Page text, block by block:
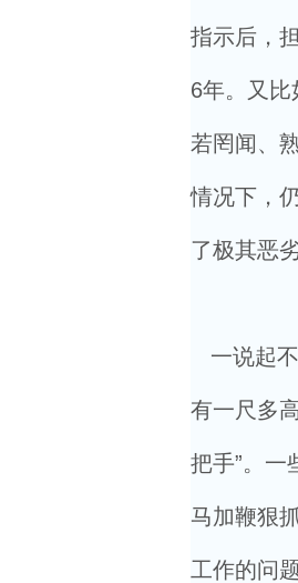
指示后，
6年。又
若罔闻、
情况下，
了极其恶
一说起不
有一尺多
把手”。一
马加鞭狠
工作的问